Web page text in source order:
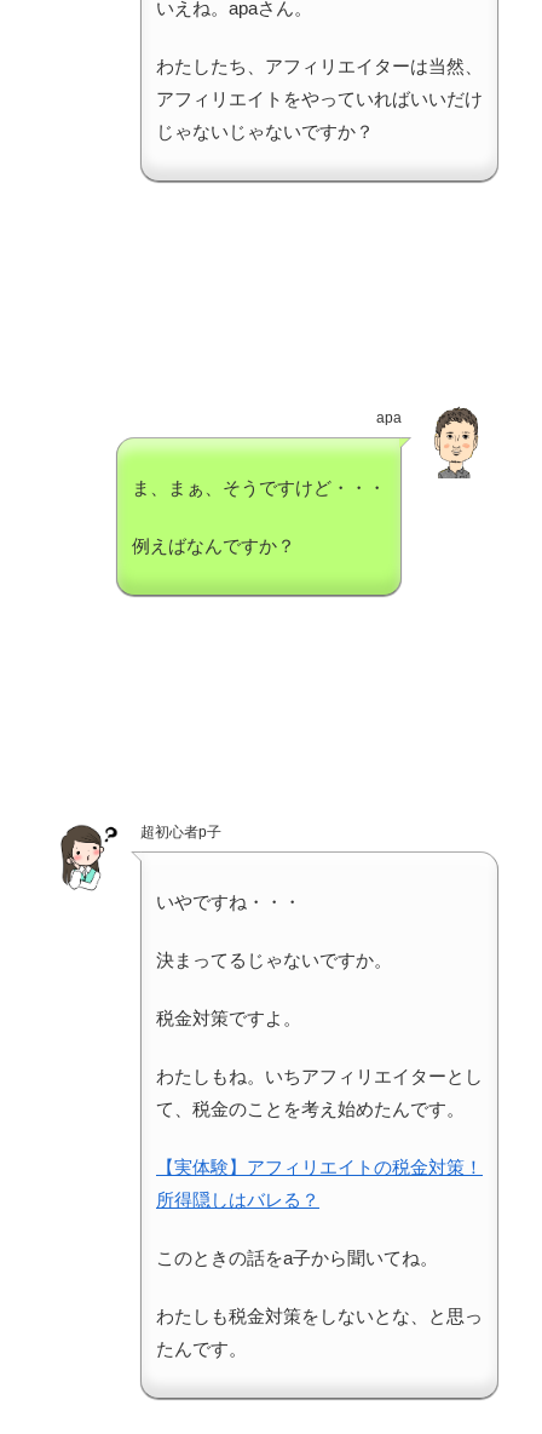
いえね。apaさん。
わたしたち、アフィリエイターは当然、
アフィリエイトをやっていればいいだけ
じゃないじゃないですか？
apa
ま、まぁ、そうですけど・・・
例えばなんですか？
超初心者p子
いやですね・・・
決まってるじゃないですか。
税金対策ですよ。
わたしもね。いちアフィリエイターとし
て、税金のことを考え始めたんです。
【実体験】アフィリエイトの税金対策！
所得隠しはバレる？
このときの話をa子から聞いてね。
わたしも税金対策をしないとな、と思っ
たんです。